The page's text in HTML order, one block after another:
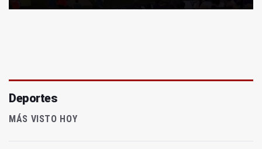
Deportes
MÁS VISTO HOY